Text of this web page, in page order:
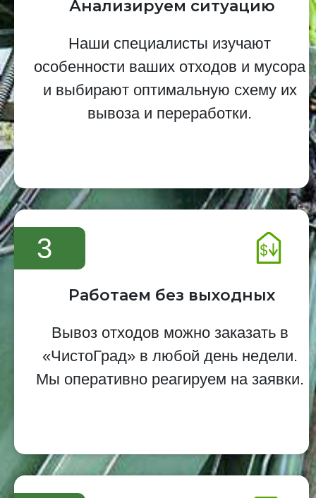
Анализируем ситуацию
Наши специалисты изучают
особенности ваших отходов и мусора
и выбирают оптимальную схему их
вывоза и переработки.
3
Работаем без выходных
Вывоз отходов можно заказать в
«ЧистоГрад» в любой день недели.
Мы оперативно реагируем на заявки.